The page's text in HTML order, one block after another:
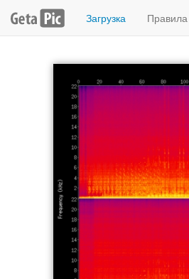
Загрузка Правила